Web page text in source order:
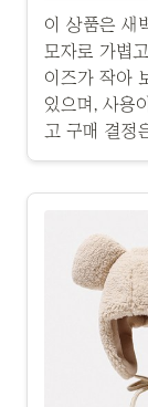
이 상품은 새
모자로 가볍
이즈가 작아
있으며, 사용
고 구매 결정